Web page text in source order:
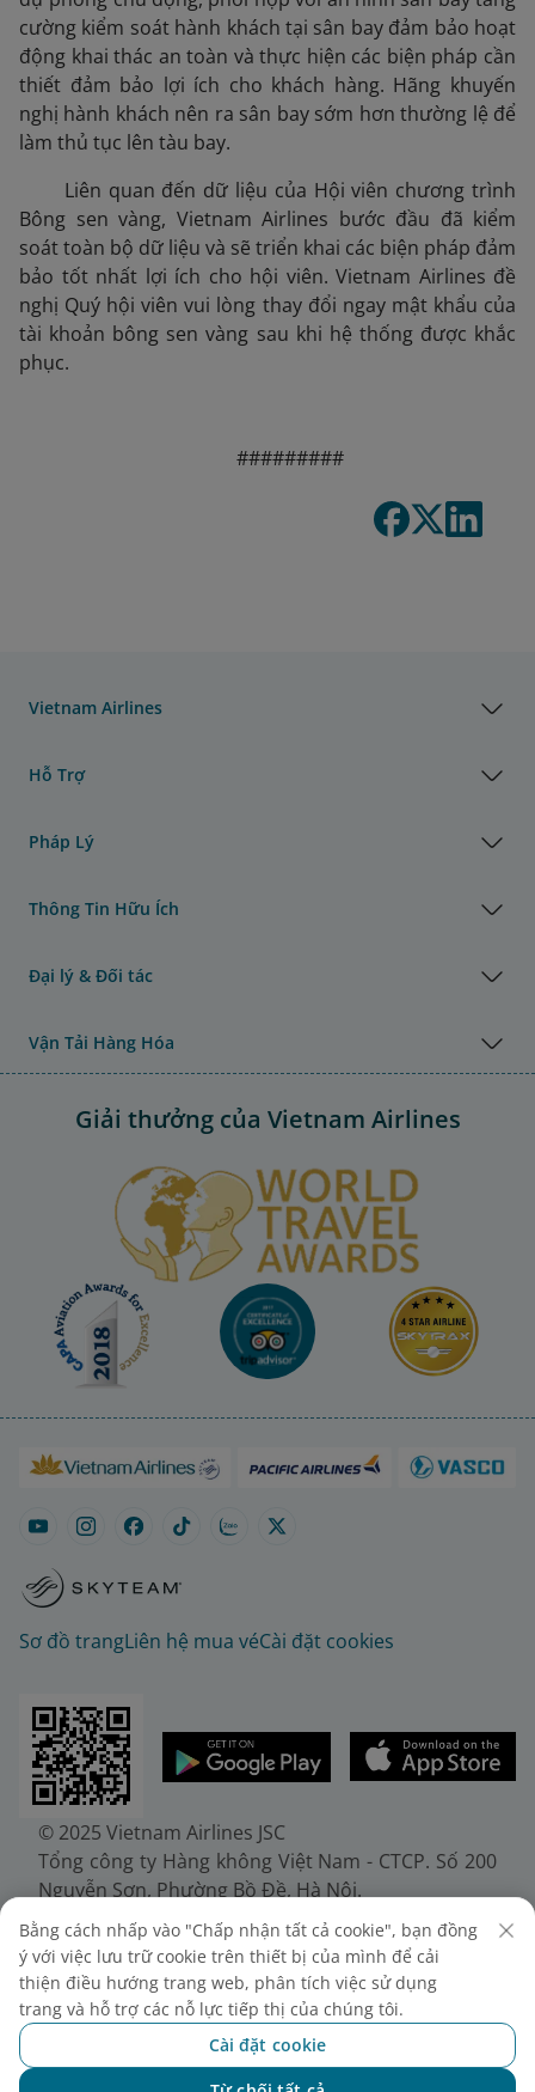
cường kiểm soát hành khách tại sân bay đảm bảo hoạt
động khai thác an toàn và thực hiện các biện pháp cần
thiết đảm bảo lợi ích cho khách hàng. Hãng khuyến
nghị hành khách nên ra sân bay sớm hơn thường lệ để
làm thủ tục lên tàu bay.
Liên quan đến dữ liệu của Hội viên chương trình
Bông sen vàng, Vietnam Airlines bước đầu đã kiểm
soát toàn bộ dữ liệu và sẽ triển khai các biện pháp đảm
bảo tốt nhất lợi ích cho hội viên. Vietnam Airlines đề
nghị Quý hội viên vui lòng thay đổi ngay mật khẩu của
tài khoản bông sen vàng sau khi hệ thống được khắc
phục.
#########
Vietnam Airlines
Hỗ Trợ
Pháp Lý
Thông Tin Hữu Ích
Đại lý & Đối tác
Vận Tải Hàng Hóa
Giải thưởng của Vietnam Airlines
Sơ đồ trangLiên hệ mua véCài đặt cookies
© 2025 Vietnam Airlines JSC
Tổng công ty Hàng không Việt Nam - CTCP. Số 200
Nguyễn Sơn, Phường Bồ Đề, Hà Nội.
Điện thoại: (+84-24) 38272289. Fax: (+84-24)
38722375
Giấy chứng nhận đăng ký doanh nghiệp, mã số
doanh nghiệp 0100107518, đăng ký lần đầu ngày
30/6/2010, đăng ký thay đổi lần thứ 10 ngày
24/7/2025, cấp bởi Sở Tài chính Thành phố Hà Nội.
Bằng cách nhấp vào "Chấp nhận tất cả cookie", bạn đồng
ý với việc lưu trữ cookie trên thiết bị của mình để cải
thiện điều hướng trang web, phân tích việc sử dụng
trang và hỗ trợ các nỗ lực tiếp thị của chúng tôi.
Cài đặt cookie